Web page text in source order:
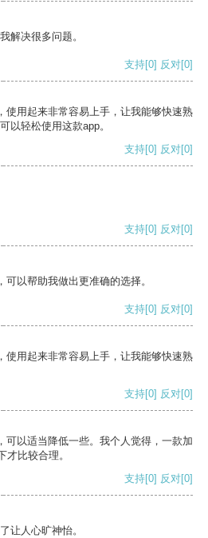
解决很多问题。
支持[0] 反对[0]
使用起来非常容易上手，让我能够快速熟
以轻松使用这款app。
支持[0] 反对[0]
支持[0] 反对[0]
以帮助我做出更准确的选择。
支持[0] 反对[0]
使用起来非常容易上手，让我能够快速熟
支持[0] 反对[0]
可以适当降低一些。我个人觉得，一款加
才比较合理。
支持[0] 反对[0]
让人心旷神怡。